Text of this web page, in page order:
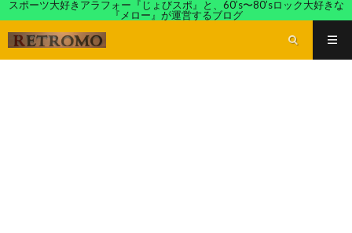
スポーツ大好きアラフォー『じょびスポ』と、60’s〜80’sロック大好きな
『メロー』が運営するブログ